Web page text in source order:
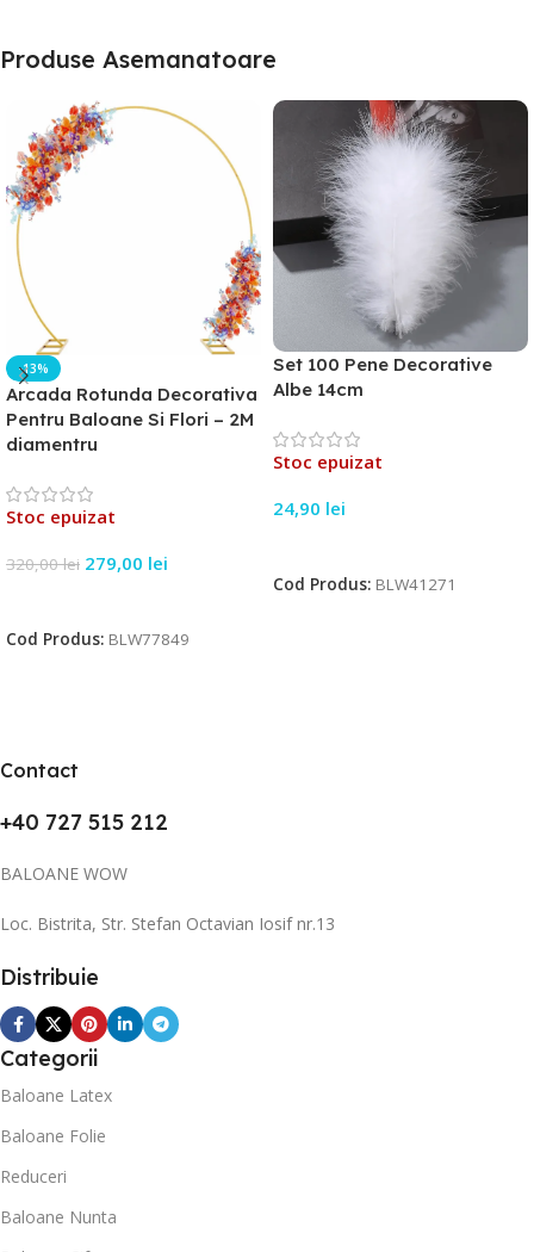
Produse Asemanatoare
-13%
Arcada Rotunda Decorativa
Pentru Baloane Si Flori – 2M
diamentru
Stoc epuizat
320,00lei 279,00 lei
Cod Produs: BLW77849
Set 100 Pene Decorative
Albe 14cm
Stoc epuizat
24,90 lei
Cod Produs: BLW41271
Contact
+40 727 515 212
BALOANE WOW
Loc. Bistrita, Str. Stefan Octavian Iosif nr.13
Distribuie
Categorii
Baloane Latex
Baloane Folie
Reduceri
Baloane Nunta